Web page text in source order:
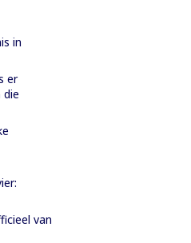
in
er
van